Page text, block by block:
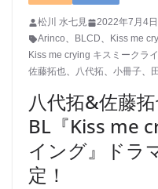
松川 水七見 2022年7月4日
Arinco、 BLCD、 Kiss me
Kiss me crying キスミークラ
佐藤拓也、 八代拓、 小冊子、
八代拓&佐藤
BL『Kiss me
イング』ドラ
定！